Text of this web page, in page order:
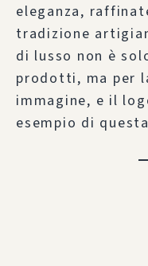
eleganza,
tradizione
di lusso non è
prodotti, ma per
immagine, e il
esempio di